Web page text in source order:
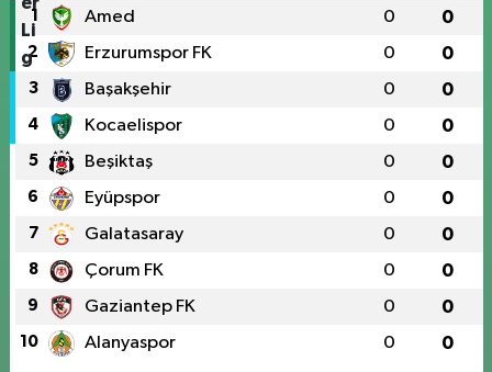
1 Amed 0 0
2 Erzurumspor FK 0 0
3 Başakşehir 0 0
4 Kocaelispor 0 0
5 Beşiktaş 0 0
6 Eyüpspor 0 0
7 Galatasaray 0 0
8 Çorum FK 0 0
9 Gaziantep FK 0 0
10 Alanyaspor 0 0